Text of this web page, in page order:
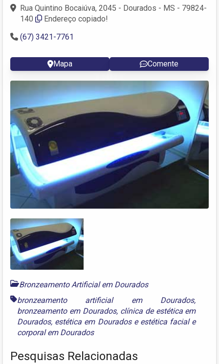
Rua Quintino Bocaiúva, 2045 - Dourados - MS - 79824-
140
Endereço copiado!
(67) 3421-7761
Mapa Comente
Bronzeamento Artificial em Dourados
bronzeamento artificial em Dourados,
bronzeamento em Dourados, clínica de estética em
Dourados, estética em Douradose estética facial e
corporal em Dourados
Pesquisas Relacionadas